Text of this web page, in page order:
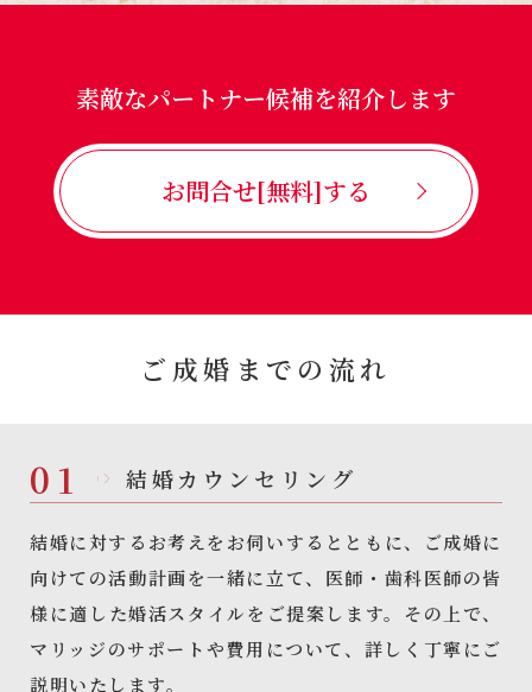
素敵なパートナー候補を紹介します
お問合せ[無料]する
ご成婚までの流れ
01 結婚カウンセリング
結婚に対するお考えをお伺いするとともに、ご成婚に
向けての活動計画を一緒に立て、医師・歯科医師の皆
様に適した婚活スタイルをご提案します。その上で、
マリッジのサポートや費用について、詳しく丁寧にご
説明いたします。